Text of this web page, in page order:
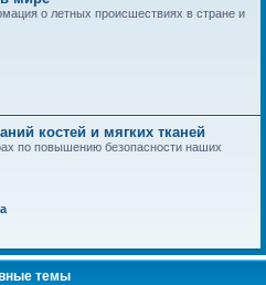
о летных происшествиях в стране и
костей и мягких тканей
по повышению безопасности наших
темы